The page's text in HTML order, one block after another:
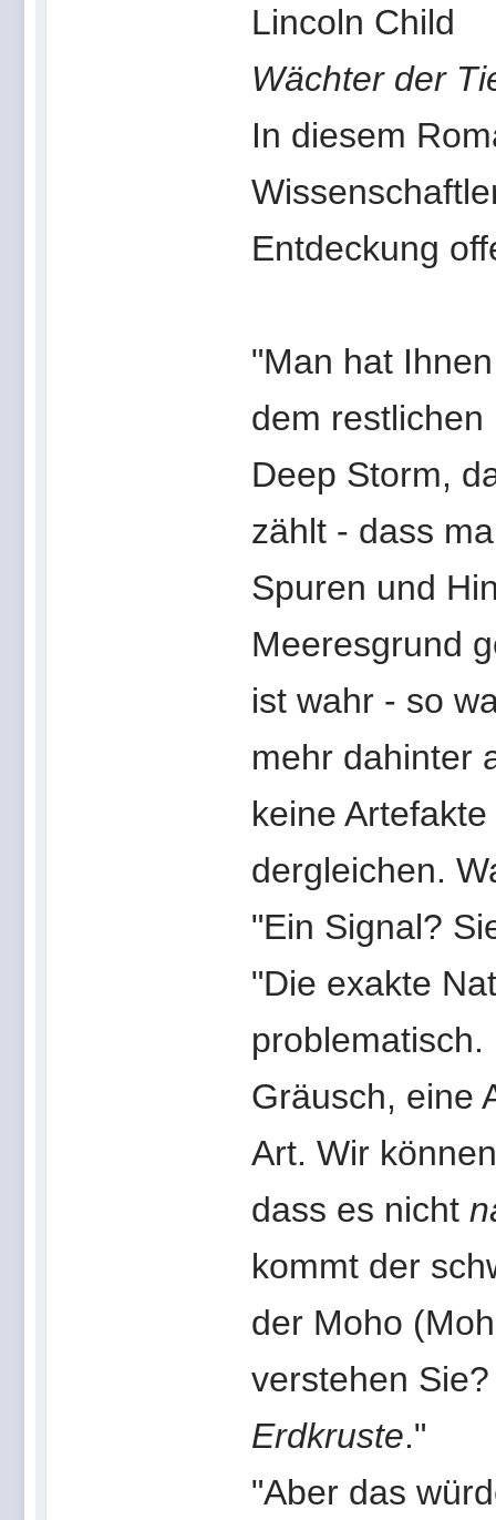
Lincoln Child
Wächter der
In diesem
Entdeckung
"Man hat
dem
Deep Storm,
zählt - dass
Spuren und
Meeresgrund
ist wahr - so
mehr dahinter
keine
dergleichen.
"Ein Signal?
"Die exakte
Gräusch, eine
Art. Wir
dass es nicht
kommt der
der Moho
verstehen
Erdkruste."
"Aber das